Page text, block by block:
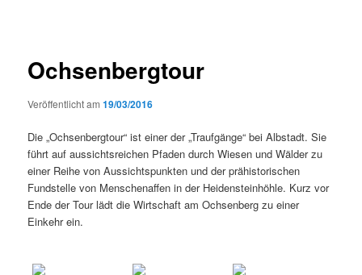
Ochsenbergtour
Veröffentlicht am19/03/2016
Die „Ochsenbergtour“ ist einer der „Traufgänge“ bei Albstadt. Sie
führt auf aussichtsreichen Pfaden durch Wiesen und Wälder zu
einer Reihe von Aussichtspunkten und der prähistorischen
Fundstelle von Menschenaffen in der Heidensteinhöhle. Kurz vor
Ende der Tour lädt die Wirtschaft am Ochsenberg zu einer
Einkehr ein.